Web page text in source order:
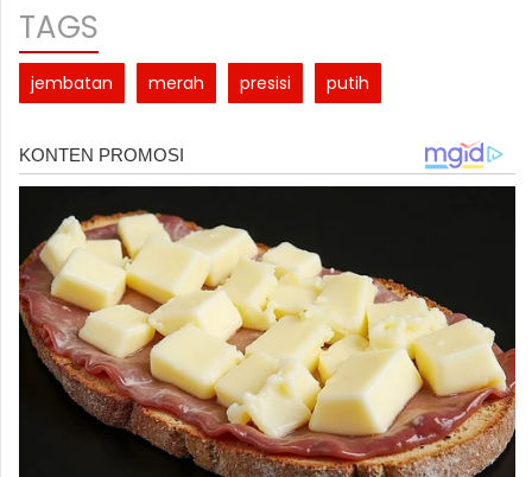
TAGS
jembatan merah presisi putih